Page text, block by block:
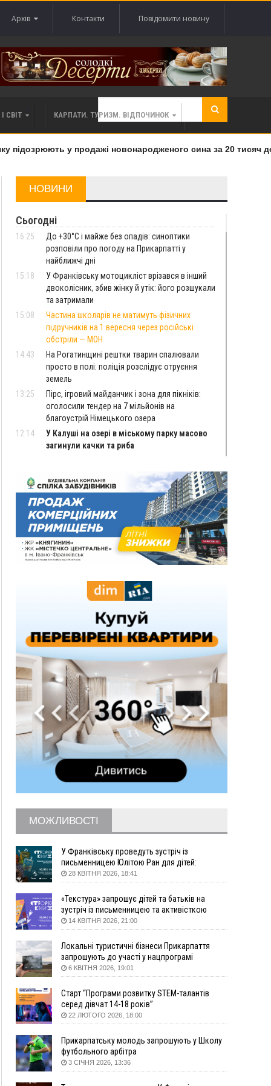
Архів Контакти Повідомити новину
СВІТ КАРПАТИ. ТУРИЗМ. ВІДПОЧИНОК
у продажі новонародженого сина за 20 тисяч
НОВИНИ
Сьогодні
16:25
До +30°C і майже без опадів: синоптики
розповіли про погоду на Прикарпатті у
найближчі дні
15:18
У Франківську мотоцикліст врізався в інший
двоколісник, збив жінку й утік: його розшукали
та затримали
15:08
Частина школярів не матимуть фізичних
підручників на 1 вересня через російські
обстріли — МОН
14:43
На Рогатинщині рештки тварин спалювали
просто в полі: поліція розслідує отруєння
земель
13:25
Пірс, ігровий майданчик і зона для пікніків:
оголосили тендер на 7 мільйонів на
благоустрій Німецького озера
12:14
У Калуші на озері в міському парку масово
загинули качки та риба
600 тисяч за переправлення чоловіків до
Румунії
10:49
На Прикарпатті через негоду сталися аварійні
вимкнення світла
10:43
За змову на тендері для Долинської лікарні
двох підприємців оштрафували на 272 тисячі
гривень
Яремчанський суд виніс вирок чоловіку, який
за 8,5 тисяч
давньоруську вагову гирку XII–XIII століть
09:39
У Франківську медики провели серію
складних операцій на аорті
Вчора
22:22 ФОТО У Богородчанах на "зебрі" водій Audi
наїхав на хлопчика з велосипедом
Загальна площа всіх книгарень України - трохи
більше ніж 6 футбольних полів
20:47
На "зебрі" у Франківську два мотоциклісти
збили жінку
Прикарпаття серед лідерів за будівництвом
новобудов і рекордсмен за зростанням цін на
16:20
У Франківську дружина загиблого воїна
створила організацію «КОД 7'Я», аби
15:57
У Коломиї на одній з вулиць встановлять
комплекс автоматичної фіксації швидкості
Прикарпаття
15:00
На Закарпатті викрили масштабну схему
незаконного виключення
14:31
«Багато питань буде знято». На громадських
слуханнях в Яремче обговорили, як вирішити
питання джипінгу в Карпатах
13:54
5 «тихих» хвороб, які виявляє профілактичне
обстеження
13:30
ФОТО На Надрічній тривають останні
12:57
У Франківську зафіксували найбільшу спеку за
всю історію спостережень
12:24
Лікування наркоманії Київ: чому важливо
МОЖЛИВОСТІ
У Франківську проведуть зустріч із
письменницею Юлітою Ран для дітей:
говоритимуть про серію книг про Мавку
28 КВІТНЯ 2026, 18:41
«Текстура» запрошує дітей та батьків на
зустріч із письменницею та активісткою
Анною Повх
14 КВІТНЯ 2026, 21:00
Локальні туристичні бізнеси Прикарпаття
запрошують до участі у нацпрограмі
«Подорож до себе»
6 КВІТНЯ 2026, 19:01
Старт “Програми розвитку STEM-талантів
серед дівчат 14-18 років”
22 ЛЮТОГО 2026, 18:00
Прикарпатську молодь запрошують у Школу
футбольного арбітра
3 СІЧНЯ 2026, 13:36